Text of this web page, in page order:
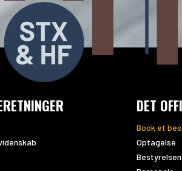
DET
Book et
Optagelse
Bestyrelsen